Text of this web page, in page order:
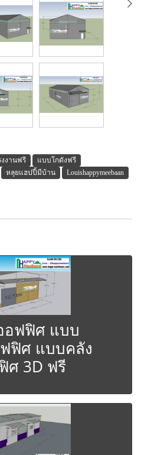
งานฟรี
แบบโกดังฟรี
หลุยแฮปปี้มีบ้าน
Louishappymeebaan
อฟฟิศ แบบ
ฟิศ แบบคลัง
ศ 3D ฟรี